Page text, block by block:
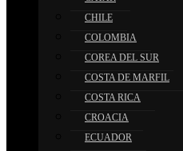
CHILE
COLOMBIA
COREA DEL SUR
COSTA DE MARFIL
COSTA RICA
CROACIA
ECUADOR